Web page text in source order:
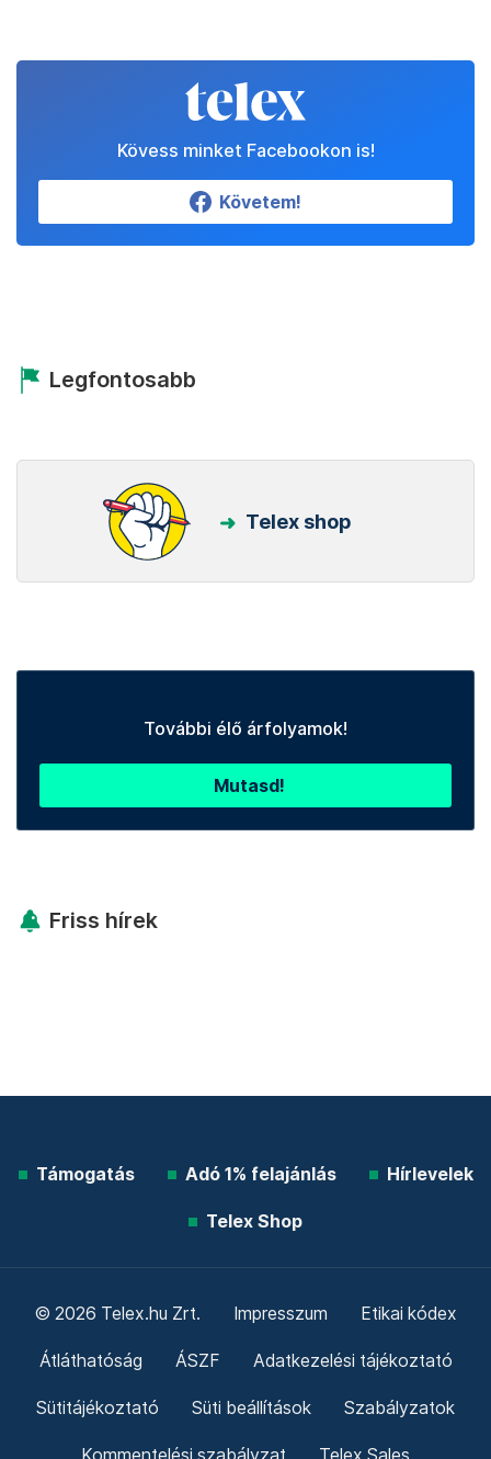
Kövess minket Facebookon is!
Követem!
Legfontosabb
Telex shop
További élő árfolyamok!
Mutasd!
Friss hírek
Támogatás Adó 1% felajánlás Hírlevelek
Telex Shop
© 2026 Telex.hu Zrt. Impresszum Etikai kódex
Átláthatóság ÁSZF Adatkezelési tájékoztató
Sütitájékoztató Süti beállítások Szabályzatok